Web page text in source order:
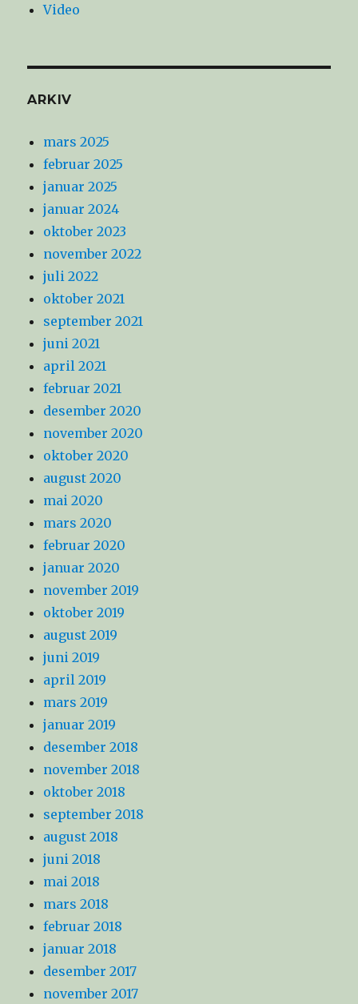
Video
ARKIV
mars 2025
februar 2025
januar 2025
januar 2024
oktober 2023
november 2022
juli 2022
oktober 2021
september 2021
juni 2021
april 2021
februar 2021
desember 2020
november 2020
oktober 2020
august 2020
mai 2020
mars 2020
februar 2020
januar 2020
november 2019
oktober 2019
august 2019
juni 2019
april 2019
mars 2019
januar 2019
desember 2018
november 2018
oktober 2018
september 2018
august 2018
juni 2018
mai 2018
mars 2018
februar 2018
januar 2018
desember 2017
november 2017